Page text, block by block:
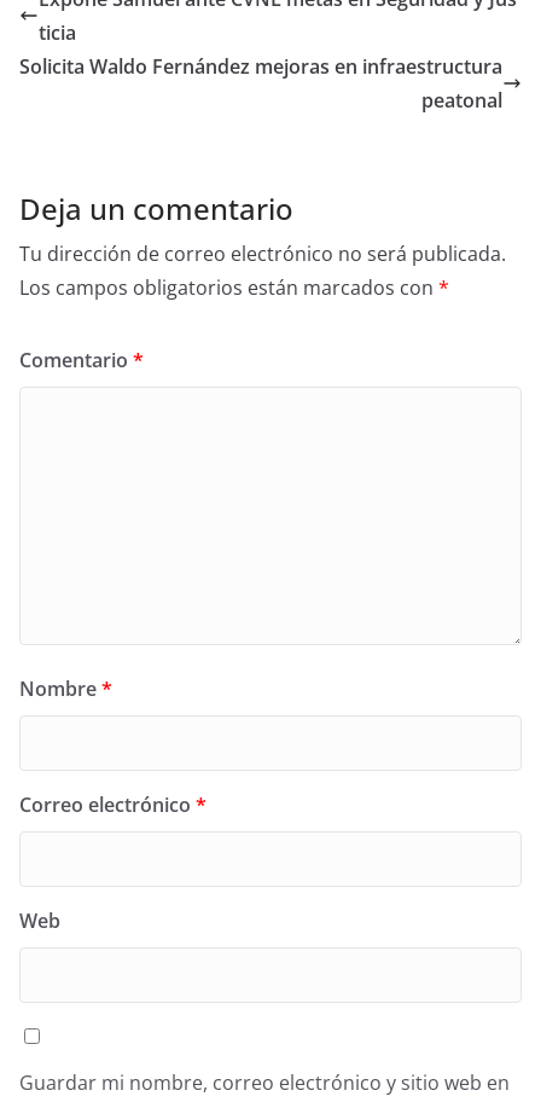
o
ticia
Solicita Waldo Fernández mejoras en infraestructura
peatonal
Deja un comentario
Tu dirección de correo electrónico no será publicada.
Los campos obligatorios están marcados con *
Comentario *
Nombre*
Correo electrónico *
Web
Guardar mi nombre, correo electrónico y sitio web en